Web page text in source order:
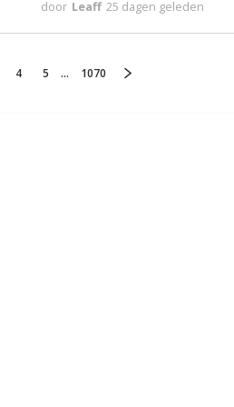
door Leaff 25 dagen geleden
4 5 ... 1070